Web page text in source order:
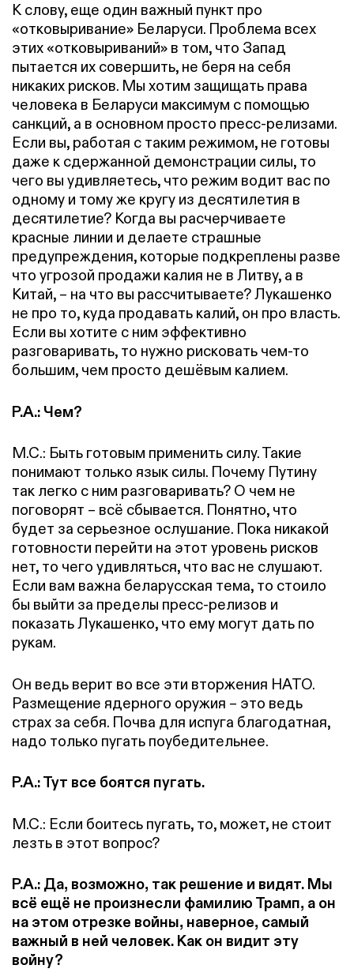
К слову, еще один важный пункт про
«отковыривание» Беларуси. Проблема всех
этих «отковыриваний» в том, что Запад
пытается их совершить, не беря на себя
никаких рисков. Мы хотим защищать права
человека в Беларуси максимум с помощью
санкций, а в основном просто пресс-релизами.
Если вы, работая с таким режимом, не готовы
даже к сдержанной демонстрации силы, то
чего вы удивляетесь, что режим водит вас по
одному и тому же кругу из десятилетия в
десятилетие? Когда вы расчерчиваете
красные линии и делаете страшные
предупреждения, которые подкреплены разве
что угрозой продажи калия не в Литву, а в
Китай, – на что вы рассчитываете? Лукашенко
не про то, куда продавать калий, он про власть.
Если вы хотите с ним эффективно
разговаривать, то нужно рисковать чем-то
большим, чем просто дешёвым калием.
Р.А.: Чем?
М.С.: Быть готовым применить силу. Такие
понимают только язык силы. Почему Путину
так легко с ним разговаривать? О чем не
поговорят – всё сбывается. Понятно, что
будет за серьезное ослушание. Пока никакой
готовности перейти на этот уровень рисков
нет, то чего удивляться, что вас не слушают.
Если вам важна беларусская тема, то стоило
бы выйти за пределы пресс-релизов и
показать Лукашенко, что ему могут дать по
рукам.
Он ведь верит во все эти вторжения НАТО.
Размещение ядерного оружия – это ведь
страх за себя. Почва для испуга благодатная,
надо только пугать поубедительнее.
Р.А.: Тут все боятся пугать.
М.С.: Если боитесь пугать, то, может, не стоит
лезть в этот вопрос?
Р.А.: Да, возможно, так решение и видят. Мы
всё ещё не произнесли фамилию Трамп, а он
на этом отрезке войны, наверное, самый
важный в ней человек. Как он видит эту
войну?